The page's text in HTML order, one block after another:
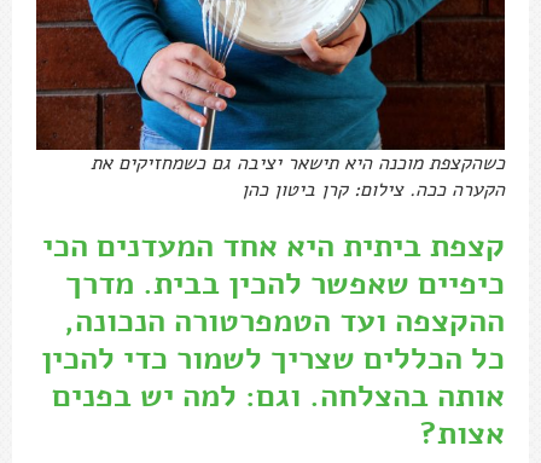
כשהקצפת מוכנה היא תישאר יציבה גם כשמחזיקים את
הקערה ככה. צילום: קרן ביטון כהן
קצפת ביתית היא אחד המעדנים הכי
כיפיים שאפשר להכין בבית. מדרך
ההקצפה ועד הטמפרטורה הנכונה,
כל הכללים שצריך לשמור כדי להכין
אותה בהצלחה. וגם: למה יש בפנים
אצות?